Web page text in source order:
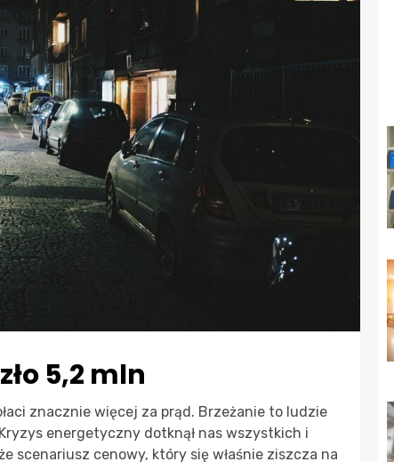
5,2 mln
znacznie więcej za prąd. Brzeżanie to ludzie
energetyczny dotknął nas wszystkich i
scenariusz cenowy, który się właśnie ziszcza na